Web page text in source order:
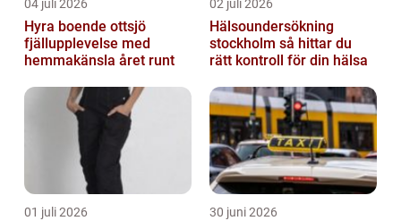
04 juli 2026
Hyra boende ottsjö
fjällupplevelse med
hemmakänsla året runt
02 juli 2026
Hälsoundersökning
stockholm så hittar du
rätt kontroll för din hälsa
01 juli 2026 30 juni 2026